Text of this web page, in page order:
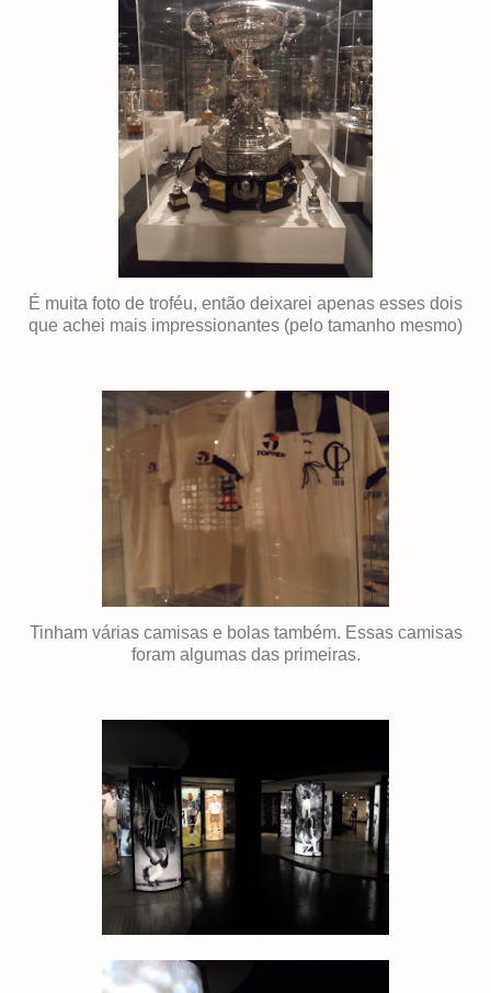
É muita foto de troféu, então deixarei apenas esses dois
que achei mais impressionantes (pelo tamanho mesmo)
Tinham várias camisas e bolas também. Essas camisas
foram algumas das primeiras.